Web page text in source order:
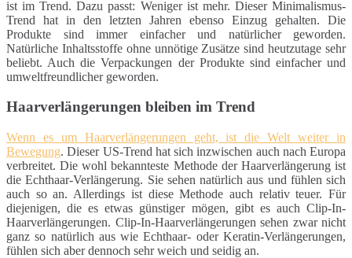
ist im Trend. Dazu passt: Weniger ist mehr. Dieser Minimalismus-
Trend hat in den letzten Jahren ebenso Einzug gehalten. Die
Produkte sind immer einfacher und natürlicher geworden.
Natürliche Inhaltsstoffe ohne unnötige Zusätze sind heutzutage sehr
beliebt. Auch die Verpackungen der Produkte sind einfacher und
umweltfreundlicher geworden.
Haarverlängerungen bleiben im Trend
Wenn es um Haarverlängerungen geht, ist die Welt weiter in
Bewegung. Dieser US-Trend hat sich inzwischen auch nach Europa
verbreitet. Die wohl bekannteste Methode der Haarverlängerung ist
die Echthaar-Verlängerung. Sie sehen natürlich aus und fühlen sich
auch so an. Allerdings ist diese Methode auch relativ teuer. Für
diejenigen, die es etwas günstiger mögen, gibt es auch Clip-In-
Haarverlängerungen. Clip-In-Haarverlängerungen sehen zwar nicht
ganz so natürlich aus wie Echthaar- oder Keratin-Verlängerungen,
fühlen sich aber dennoch sehr weich und seidig an.